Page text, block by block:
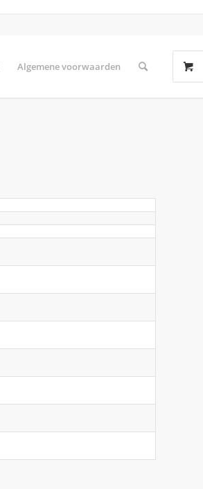
Algemene voorwaarden